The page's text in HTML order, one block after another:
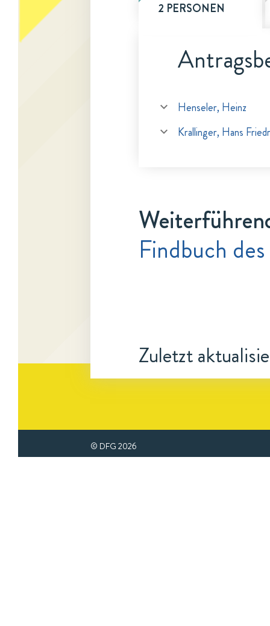
2 PERSONEN
Henseler, Heinz
Krallinger, Hans
Findbuch
Zuletzt
© DFG 2026